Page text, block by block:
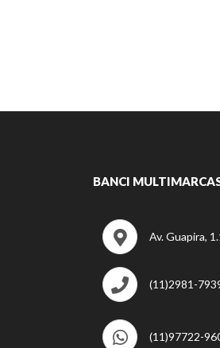
BANCI
Av. Guapira,
(11)2981-
(11)97722-